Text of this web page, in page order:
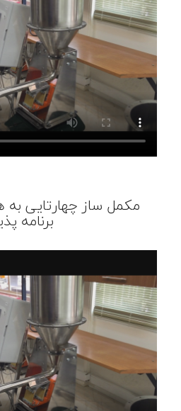
مکمل ساز چهارتایی به
برنامه